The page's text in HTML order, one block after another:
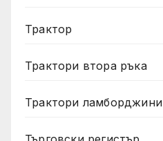
Трактор
Трактори втора ръка
Трактори ламборджини